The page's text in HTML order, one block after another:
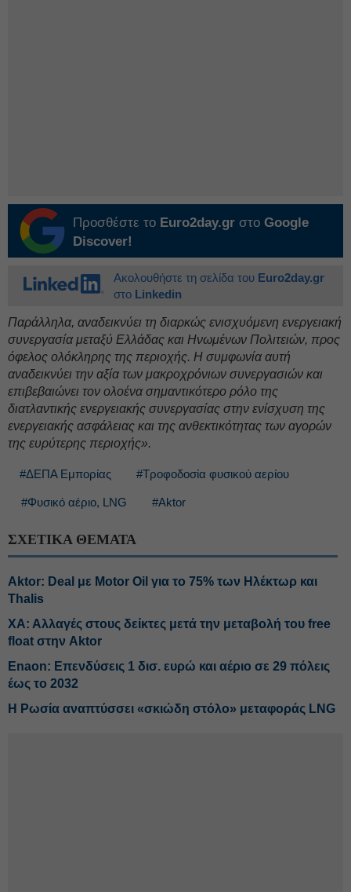
Προσθέστε το Euro2day.gr στο Google
Discover!
Ακολουθήστε τη σελίδα του Euro2day.gr
στο Linkedin
Παράλληλα, αναδεικνύει τη διαρκώς ενισχυόμενη ενεργειακή
συνεργασία μεταξύ Ελλάδας και Ηνωμένων Πολιτειών, προς
όφελος ολόκληρης της περιοχής. Η συμφωνία αυτή
αναδεικνύει την αξία των μακροχρόνιων συνεργασιών και
επιβεβαιώνει τον ολοένα σημαντικότερο ρόλο της
διατλαντικής ενεργειακής συνεργασίας στην ενίσχυση της
ενεργειακής ασφάλειας και της ανθεκτικότητας των αγορών
της ευρύτερης περιοχής».
#ΔΕΠΑ Εμπορίας #Τροφοδοσία φυσικού αερίου
#Φυσικό αέριο, LNG #Aktor
ΣΧΕΤΙΚΑ ΘΕΜΑΤΑ
Aktor: Deal με Motor Oil για το 75% των Ηλέκτωρ και
Thalis
ΧΑ: Αλλαγές στους δείκτες μετά την μεταβολή του free
float στην Aktor
Enaon: Επενδύσεις 1 δισ. ευρώ και αέριο σε 29 πόλεις
έως το 2032
Η Ρωσία αναπτύσσει «σκιώδη στόλο» μεταφοράς LNG